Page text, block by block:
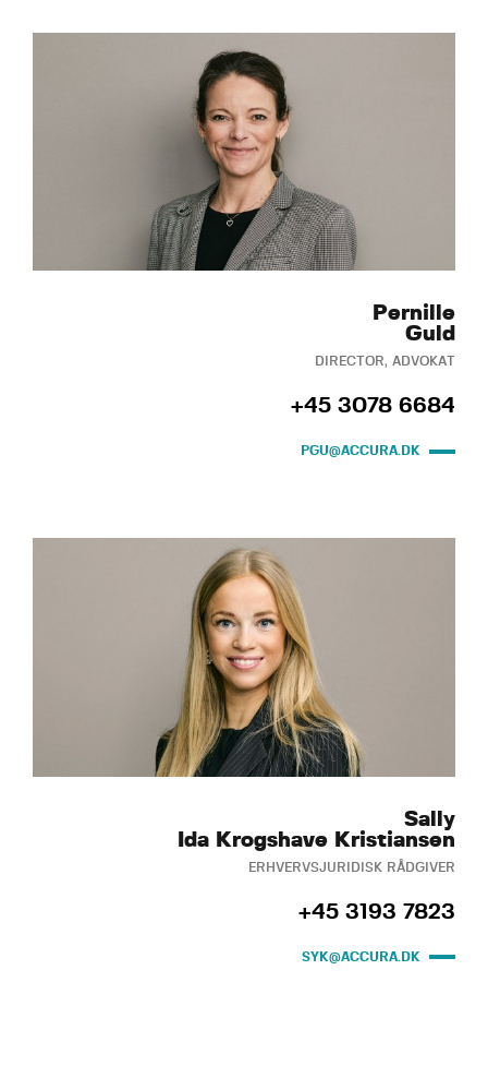
Pernille
Guld
DIRECTOR, ADVOKAT
+45 3078 6684
PGU@ACCURA.DK
Sally
Ida Krogshave Kristiansen
ERHVERVSJURIDISK RÅDGIVER
+45 3193 7823
SYK@ACCURA.DK